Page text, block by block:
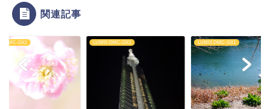
関連記事
DMC-GX1 LUMIX DMC-GX1 LUMIX DMC-GX1